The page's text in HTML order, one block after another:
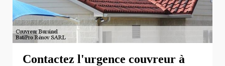
Contactez l'urgence couvreur à